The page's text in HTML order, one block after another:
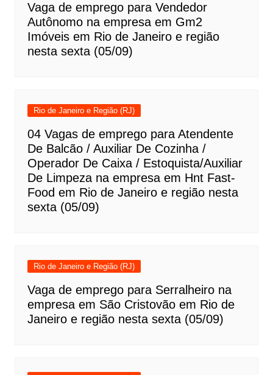
Vaga de emprego para Vendedor
Autônomo na empresa em Gm2
Imóveis em Rio de Janeiro e região
nesta sexta (05/09)
Rio de Janeiro e Região (RJ)
04 Vagas de emprego para Atendente
De Balcão / Auxiliar De Cozinha /
Operador De Caixa / Estoquista/Auxiliar
De Limpeza na empresa em Hnt Fast-
Food em Rio de Janeiro e região nesta
sexta (05/09)
Rio de Janeiro e Região (RJ)
Vaga de emprego para Serralheiro na
empresa em São Cristovão em Rio de
Janeiro e região nesta sexta (05/09)